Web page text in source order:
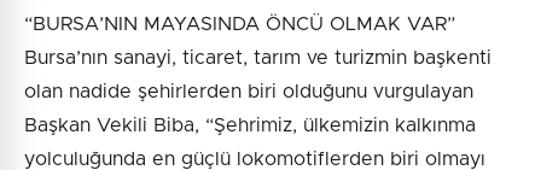
“BURSA’NIN MAYASINDA ÖNCÜ OLMAK VAR”
Bursa’nın sanayi, ticaret, tarım ve turizmin başkenti
olan nadide şehirlerden biri olduğunu vurgulayan
Başkan Vekili Biba, “Şehrimiz, ülkemizin kalkınma
yolculuğunda en güçlü lokomotiflerden biri olmayı